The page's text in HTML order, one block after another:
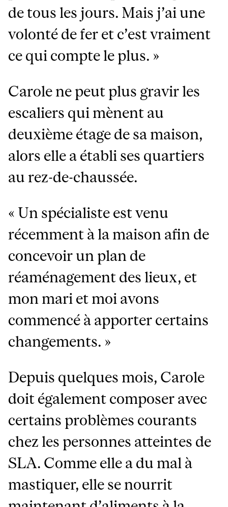
de tous les jours. Mais j’ai une
volonté de fer et c’est vraiment
ce qui compte le plus. »
Carole ne peut plus gravir les
escaliers qui mènent au
deuxième étage de sa maison,
alors elle a établi ses quartiers
au rez-de-chaussée.
« Un spécialiste est venu
récemment à la maison afin de
concevoir un plan de
réaménagement des lieux, et
mon mari et moi avons
commencé à apporter certains
changements. »
Depuis quelques mois, Carole
doit également composer avec
certains problèmes courants
chez les personnes atteintes de
SLA. Comme elle a du mal à
mastiquer, elle se nourrit